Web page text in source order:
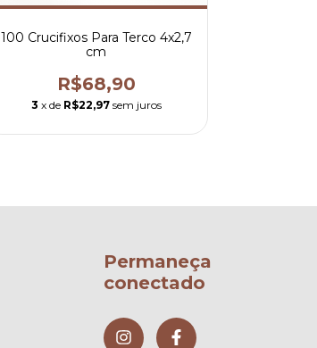
100 Crucifixos Para Terco 4x2,7
cm
R$68,90
3 x de R$22,97 sem juros
Permaneça
conectado